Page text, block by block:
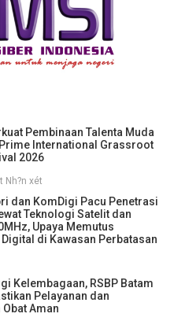
Pembinaan Talenta Muda
International Grassroot
2026
Nh?n xét
dan KomDigi Pacu Penetrasi
Teknologi Satelit dan
Upaya Memutus
di Kawasan Perbatasan
Kelembagaan, RSBP Batam
Pelayanan dan
Aman